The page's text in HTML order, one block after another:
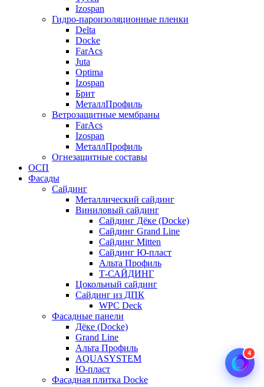
Izospan
Гидро-пароизоляционные пленки
Delta
Docke
FarAcs
Juta
Optima
Izospan
Брит
МеталлПрофиль
Ветрозащитные мембраны
FarAcs
Izospan
МеталлПрофиль
Огнезащитные составы
ОСП
Фасады
Сайдинг
Металлический сайдинг
Виниловый сайдинг
Сайдинг Дёке (Docke)
Сайдинг Grand Line
Сайдинг Mitten
Сайдинг Ю-пласт
Альта Профиль
Т-САЙДИНГ
Цокольный сайдинг
Сайдинг из ДПК
WPC Deck
Фасадные панели
Дёке (Docke)
Grand Line
Альта Профиль
AQUASYSTEM
Ю-пласт
Фасадная плитка Docke
4